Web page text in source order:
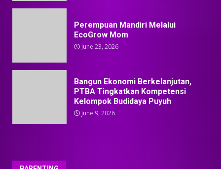
Perempuan Mandiri Melalui
EcoGrow Mom
June 23, 2026
Bangun Ekonomi Berkelanjutan,
PTBA Tingkatkan Kompetensi
Kelompok Budidaya Puyuh
June 9, 2026